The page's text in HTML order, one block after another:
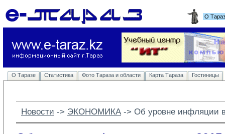
О
О Таразе Статистика Фото Тараза и области Карта Тараза Гостиницы
Новости -> ЭКОНОМИКА -> Об уровне инфляции